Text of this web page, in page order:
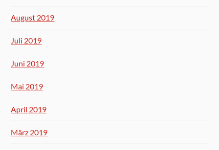
August 2019
Juli 2019
Juni 2019
Mai 2019
April 2019
März 2019